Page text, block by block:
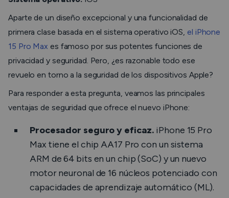
Aparte de un diseño excepcional y una funcionalidad de
primera clase basada en el sistema operativo iOS, el iPhone
15 Pro Max es famoso por sus potentes funciones de
privacidad y seguridad. Pero, ¿es razonable todo ese
revuelo en torno a la seguridad de los dispositivos Apple?
Para responder a esta pregunta, veamos las principales
ventajas de seguridad que ofrece el nuevo iPhone:
Procesador seguro y eficaz. iPhone 15 Pro
Max tiene el chip AA17 Pro con un sistema
ARM de 64 bits en un chip (SoC) y un nuevo
motor neuronal de 16 núcleos potenciado con
capacidades de aprendizaje automático (ML).